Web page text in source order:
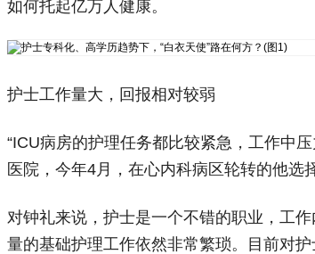
如何托起亿万人健康。
护士工作量大，回报相对较弱
“ICU病房的护理任务都比较紧急，工作中
医院，今年4月，在心内科病区轮转的他选
对钟礼来说，护士是一个不错的职业，工
量的基础护理工作依然非常繁琐。目前对